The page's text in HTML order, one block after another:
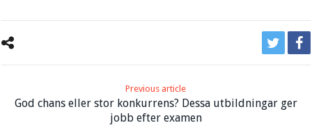
Previous article
God chans eller stor konkurrens? Dessa utbildningar ger
jobb efter examen